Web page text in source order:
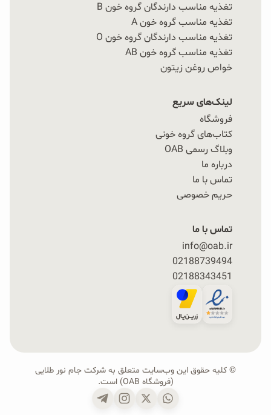
میوزلی‌های (موسلی) OAB
به دليل تركيب مواد اوليه
طبيعی و ارزشمند خود، سرشار از انرژی سالم هستند و
چه به عنوان خوراکی صبحانه و چه به عنوان میان وعده‌ای
مغذی می‌توانند بخش جدايی ناپذير از يک رژيم غذايی
متعادل باشند.
پودر کیک‌های جو دوسر OAB
صد در صد آرد جو دوسر بدون آرد گندم و با شکر قهوه‌ای
تولید شده و به دليل تركيب سالم و طبيعی خود،
جايگزينی عالی براي ميان وعده‌های ناسالم بوده و
كودكان و افرادی است كه به سلامت تغذيه اهميت
می‌دهند.
نکات مهم برای خرید صبحانه و
شفافیت ترکیبات
تغذیه مناسب دارندگان گروه خون B
تغذیه مناسب گروه خون A
تغذیه مناسب دارندگان گروه خون O
تغذیه مناسب گروه خون AB
خواص روغن زیتون
لینک‌های سریع
فروشگاه
کتاب‌های گروه خونی
وبلاگ رسمی OAB
درباره ما
تماس با ما
حریم خصوصی
تماس با ما
info@oab.ir
02188739494
02188343451
© کلیه حقوق این وب‌سایت متعلق به شرکت جام نور طلایی
(فروشگاه OAB) است.